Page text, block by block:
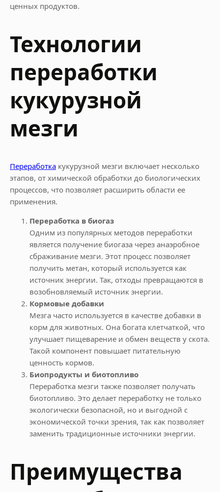
ценных продуктов.
Технологии
переработки
кукурузной
мезги
Переработка кукурузной мезги включает несколько
этапов, от химической обработки до биологических
процессов, что позволяет расширить области ее
применения.
Переработка в биогаз
Одним из популярных методов переработки
является получение биогаза через анаэробное
сбраживание мезги. Этот процесс позволяет
получить метан, который используется как
источник энергии. Так, отходы превращаются в
возобновляемый источник энергии.
Кормовые добавки
Мезга часто используется в качестве добавки в
корм для животных. Она богата клетчаткой, что
улучшает пищеварение и обмен веществ у скота.
Такой компонент повышает питательную
ценность кормов.
Биопродукты и биотопливо
Переработка мезги также позволяет получать
биотопливо. Это делает переработку не только
экологически безопасной, но и выгодной с
экономической точки зрения, так как позволяет
заменить традиционные источники энергии.
Преимущества